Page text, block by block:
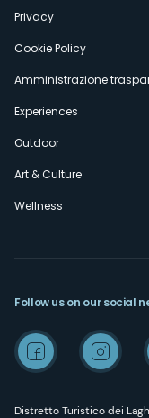
Privacy
Cookie Policy
Amministrazione
Experiences
Outdoor
Art & Culture
Wellness
Distretto Turistico dei
Follow us on our social